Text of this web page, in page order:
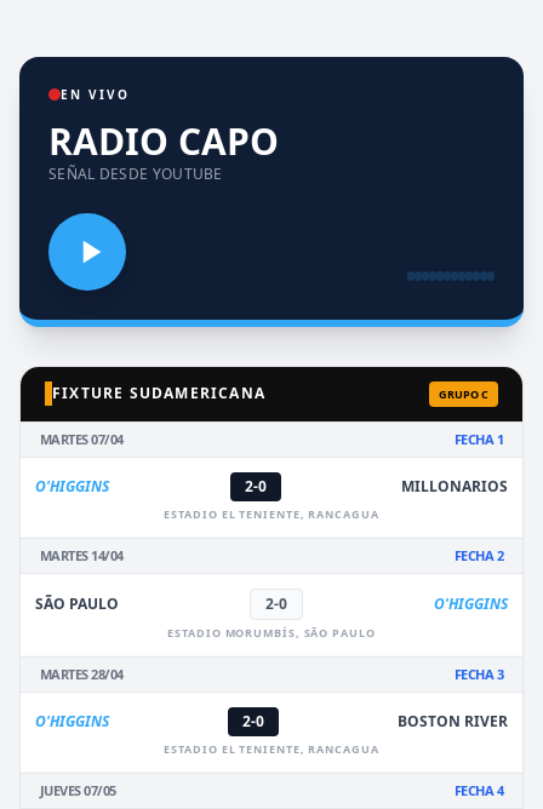
EN VIVO
RADIO CAPO
SEÑAL DESDE YOUTUBE
FIXTURE SUDAMERICANA GRUPO C
MARTES 07/04 FECHA 1
O'HIGGINS 2-0 MILLONARIOS
ESTADIO EL TENIENTE, RANCAGUA
MARTES 14/04 FECHA 2
SÃO PAULO 2-0 O'HIGGINS
ESTADIO MORUMBÍS, SÃO PAULO
MARTES 28/04 FECHA 3
O'HIGGINS 2-0 BOSTON RIVER
ESTADIO EL TENIENTE, RANCAGUA
JUEVES 07/05 FECHA 4